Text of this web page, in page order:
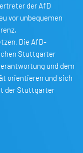
der AfD
vor unbequemen
Die AfD-
Stuttgarter
und dem
orientieren und sich
der Stuttgarter